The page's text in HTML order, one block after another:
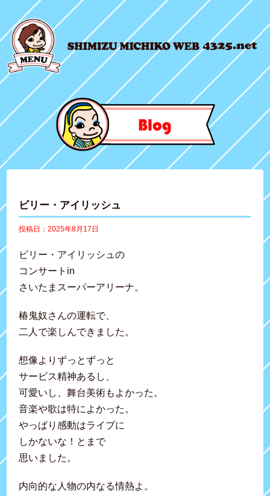
ビリー・アイリッシュ
投稿日：2025年8月17日
ビリー・アイリッシュの
コンサートin
さいたまスーパーアリーナ。
椿鬼奴さんの運転で、
二人で楽しんできました。
想像よりずっとずっと
サービス精神あるし、
可愛いし、舞台美術もよかった。
音楽や歌は特によかった。
やっぱり感動はライブに
しかないな！とまで
思いました。
内向的な人物の内なる情熱よ。